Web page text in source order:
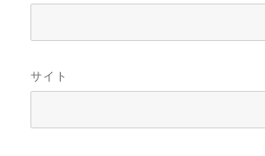
サイト